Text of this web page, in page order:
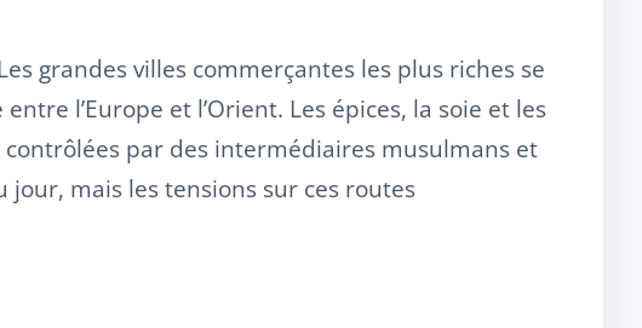
grandes villes commerçantes les plus riches se
l’Europe et l’Orient. Les épices, la soie et les
par des intermédiaires musulmans et
jour, mais les tensions sur ces routes